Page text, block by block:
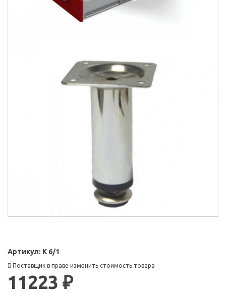
Артикул: К 6/1
Поставщик в праве изменить стоимость товара
11223 ₽